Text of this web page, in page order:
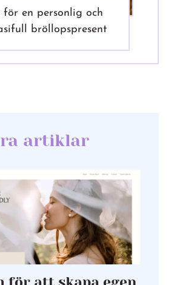
för en personlig och
bröllopspresent
artiklar